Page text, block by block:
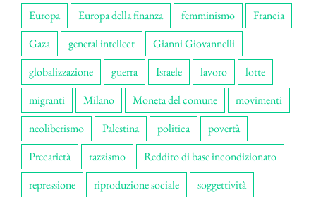
Europa
Europa della finanza femminismo
Francia
Gaza
general intellect
Gianni Giovannelli
globalizzazione
guerra Israele lavoro
lotte
migranti
Milano Moneta del comune
movimenti
neoliberismo
Palestina politica
povertà
Precarietà
razzismo
Reddito di base incondizionato
repressione
riproduzione sociale soggettività